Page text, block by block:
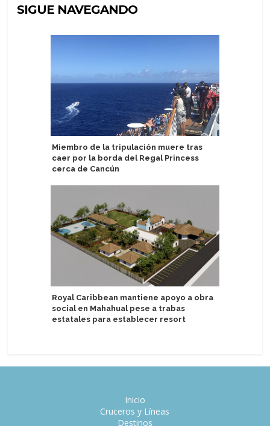
SIGUE NAVEGANDO
Miembro de la tripulación muere tras
caer por la borda del Regal Princess
cerca de Cancún
Royal Caribbean mantiene apoyo a obra
social en Mahahual pese a trabas
estatales para establecer resort
Inicio
Cruceros y Líneas
Destinos